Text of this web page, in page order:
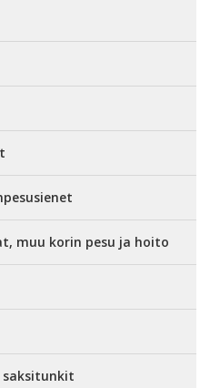
muu korin pesu ja hoito